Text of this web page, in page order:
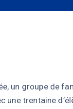
un groupe de
une trentaine